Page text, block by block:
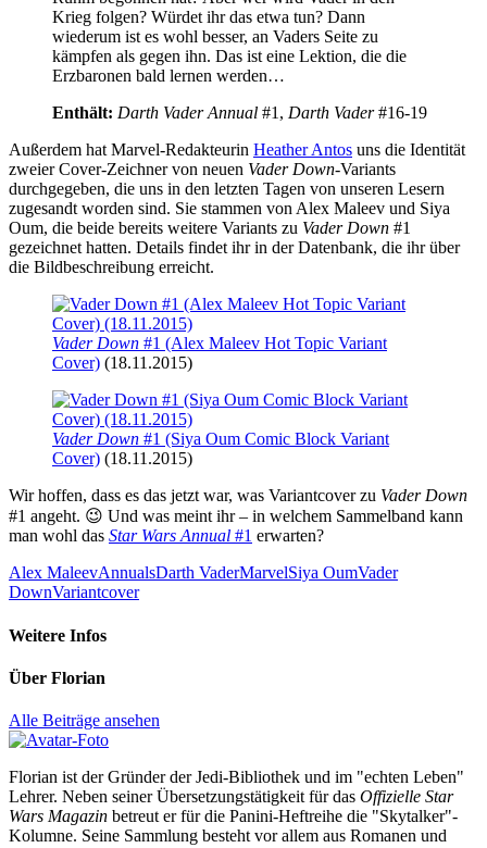
Krieg folgen? Würdet ihr das etwa tun? Dann
wiederum ist es wohl besser, an Vaders Seite zu
kämpfen als gegen ihn. Das ist eine Lektion, die die
Erzbaronen bald lernen werden…
Enthält: Darth Vader Annual #1, Darth Vader#16-19
Außerdem hat Marvel-Redakteurin Heather Antos uns die Identität
zweier Cover-Zeichner von neuen Vader Down-Variants
durchgegeben, die uns in den letzten Tagen von unseren Lesern
zugesandt worden sind. Sie stammen von Alex Maleev und Siya
Oum, die beide bereits weitere Variants zu Vader Down #1
gezeichnet hatten. Details findet ihr in der Datenbank, die ihr über
die Bildbeschreibung erreicht.
Vader Down #1 (Alex Maleev Hot Topic Variant
Cover) (18.11.2015)
Vader Down #1 (Siya Oum Comic Block Variant
Cover) (18.11.2015)
Wir hoffen, dass es das jetzt war, was Variantcover zu Vader Down
#1 angeht. 😉 Und was meint ihr – in welchem Sammelband kann
man wohl das Star Wars Annual #1 erwarten?
Alex MaleevAnnualsDarth VaderMarvelSiya OumVader
DownVariantcover
Weitere Infos
Über Florian
Alle Beiträge ansehen
Florian ist der Gründer der Jedi-Bibliothek und im "echten Leben"
Lehrer. Neben seiner Übersetzungstätigkeit für das Offizielle Star
Wars Magazin betreut er für die Panini-Heftreihe die "Skytalker"-
Kolumne. Seine Sammlung besteht vor allem aus Romanen und